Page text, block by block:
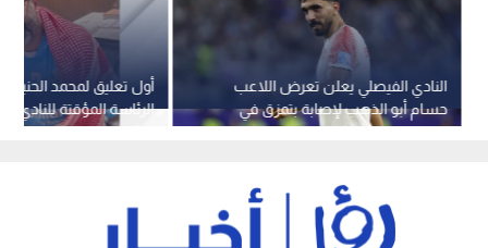
أول تعليق لمحمد
الرئاسة المؤقتة للنادي
النادي الفيصلي يعلن تعرض اللاعب
حسام أبو الذهب لإصابة بتمزق في
الفخذ